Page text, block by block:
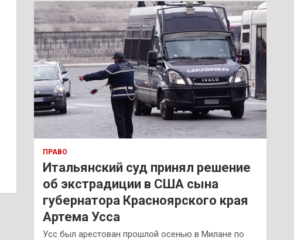
к
ПРАВО
Итальянский суд принял решение
об экстрадиции в США сына
губернатора Красноярского края
Артема Усса
Усс был арестован прошлой осенью в Милане по